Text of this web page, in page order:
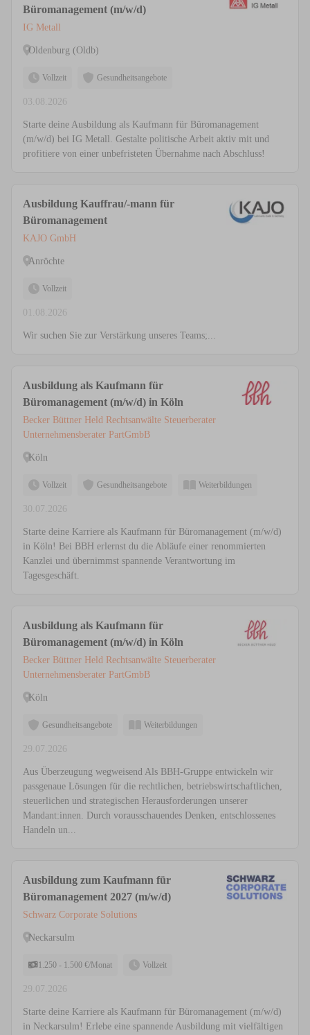
Büromanagement (m/w/d)
IG Metall
Oldenburg (Oldb)
Vollzeit Gesundheitsangebote
03.08.2026
Starte deine Ausbildung als Kaufmann für Büromanagement
(m/w/d) bei IG Metall. Gestalte politische Arbeit aktiv mit und
profitiere von einer unbefristeten Übernahme nach Abschluss!
Ausbildung Kauffrau/-mann für
Büromanagement
KAJO GmbH
Anröchte
Vollzeit
01.08.2026
Wir suchen Sie zur Verstärkung unseres Teams;...
Ausbildung als Kaufmann für
Büromanagement (m/w/d) in Köln
Becker Büttner Held Rechtsanwälte Steuerberater
Unternehmensberater PartGmbB
Köln
Vollzeit Gesundheitsangebote Weiterbildungen
30.07.2026
Starte deine Karriere als Kaufmann für Büromanagement (m/w/d)
in Köln! Bei BBH erlernst du die Abläufe einer renommierten
Kanzlei und übernimmst spannende Verantwortung im
Tagesgeschäft.
Ausbildung als Kaufmann für
Büromanagement (m/w/d) in Köln
Becker Büttner Held Rechtsanwälte Steuerberater
Unternehmensberater PartGmbB
Köln
Gesundheitsangebote Weiterbildungen
29.07.2026
Aus Überzeugung wegweisend Als BBH-Gruppe entwickeln wir
passgenaue Lösungen für die rechtlichen, betriebswirtschaftlichen,
steuerlichen und strategischen Herausforderungen unserer
Mandant:innen. Durch vorausschauendes Denken, entschlossenes
Handeln un...
Ausbildung zum Kaufmann für
Büromanagement 2027 (m/w/d)
Schwarz Corporate Solutions
Neckarsulm
1.250 - 1.500 €/Monat Vollzeit
29.07.2026
Starte deine Karriere als Kaufmann für Büromanagement (m/w/d)
in Neckarsulm! Erlebe eine spannende Ausbildung mit vielfältigen